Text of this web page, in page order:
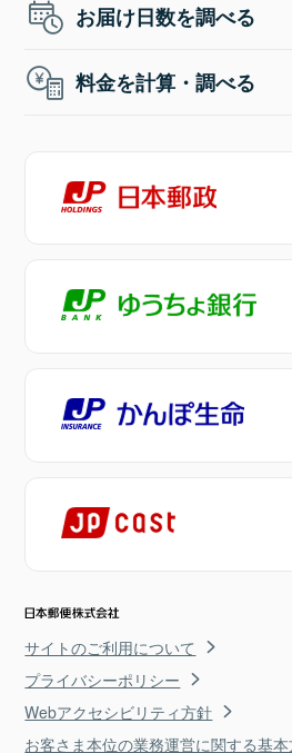
お届け日数を調べる
料金を計算・調べる
サイトのご利用について
プライバシーポリシー
Webアクセシビリティ方針
お客さま本位の業務運営に関する基